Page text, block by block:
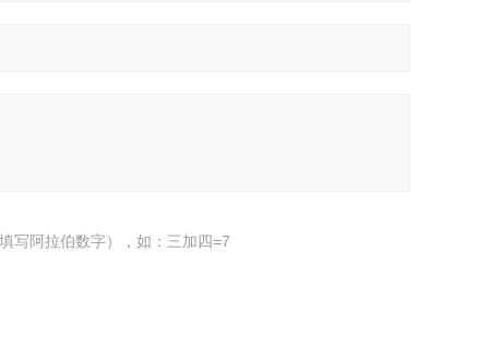
写阿拉伯数字），如：三加四=7